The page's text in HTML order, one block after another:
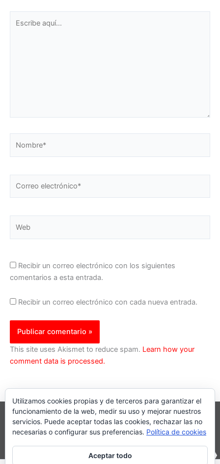
Recibir un correo electrónico con los siguientes
comentarios a esta entrada.
Recibir un correo electrónico con cada nueva entrada.
This site uses Akismet to reduce spam. Learn how your
comment data is processed.
Utilizamos cookies propias y de terceros para garantizar el
funcionamiento de la web, medir su uso y mejorar nuestros
servicios. Puede aceptar todas las cookies, rechazar las no
necesarias o configurar sus preferencias. Política de cookies
Aceptar todo